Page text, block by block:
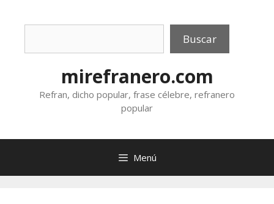
Buscar
mirefranero.com
Refran, dicho popular, frase célebre, refranero
popular
Menú